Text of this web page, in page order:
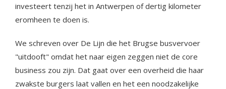
investeert tenzij het in Antwerpen of dertig kilometer
eromheen te doen is.
We schreven over De Lijn die het Brugse busvervoer
"uitdooft" omdat het naar eigen zeggen niet de core
business zou zijn. Dat gaat over een overheid die haar
zwakste burgers laat vallen en het een noodzakelijke